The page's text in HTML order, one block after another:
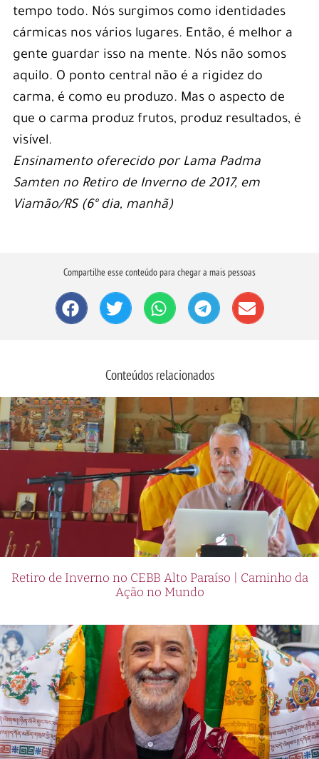
tempo todo. Nós surgimos como identidades
cármicas nos vários lugares. Então, é melhor a
gente guardar isso na mente. Nós não somos
aquilo. O ponto central não é a rigidez do
carma, é como eu produzo. Mas o aspecto de
que o carma produz frutos, produz resultados, é
visível.
Ensinamento oferecido por Lama Padma
Samten no Retiro de Inverno de 2017, em
Viamão/RS (6º dia, manhã)
Compartilhe esse conteúdo para chegar a mais pessoas
Conteúdos relacionados
Retiro de Inverno no CEBB Alto Paraíso | Caminho da
Ação no Mundo